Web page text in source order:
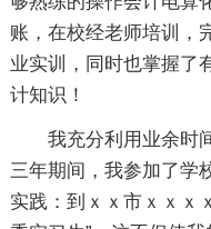
账，在校经老师培训，
业实训，同时也掌握了
计知识！
我充分利用业余时
三年期间，我参加了学
实践：到ｘｘ市ｘｘｘ